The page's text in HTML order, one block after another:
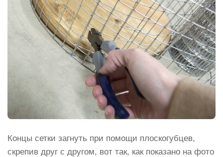
Концы сетки загнуть при помощи плоскогубцев,
скрепив друг с другом, вот так, как показано на фото